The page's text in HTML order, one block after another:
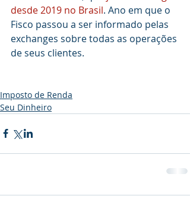
desde 2019 no Brasil. Ano em que o
Fisco passou a ser informado pelas
exchanges sobre todas as operações
de seus clientes.
Imposto de Renda
Seu Dinheiro